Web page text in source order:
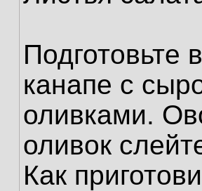
Подготовьте
канапе с
оливками.
оливок
Как